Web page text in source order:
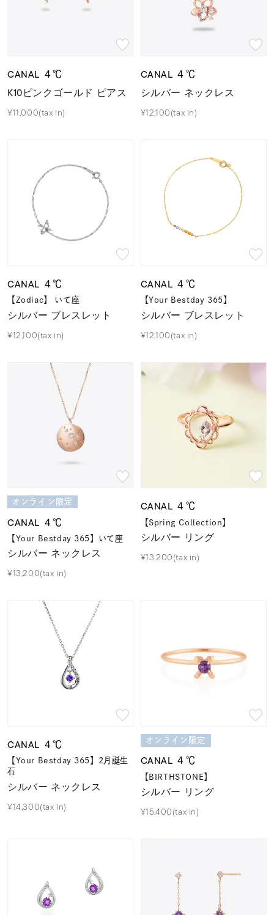
CANAL ４℃
K10ピンクゴールド ピアス
¥11,000(tax in)
CANAL ４℃
シルバー ネックレス
¥12,100(tax in)
CANAL ４℃
【Zodiac】 いて座
シルバー ブレスレット
¥12,100(tax in)
CANAL ４℃
【Your Bestday 365】
シルバー ブレスレット
¥12,100(tax in)
オンライン限定
CANAL ４℃
【Your Bestday 365】いて座
シルバー ネックレス
¥13,200(tax in)
CANAL ４℃
【Spring Collection】
シルバー リング
¥13,200(tax in)
CANAL ４℃
【Your Bestday 365】2月誕生
石
シルバー ネックレス
¥14,300(tax in)
オンライン限定
CANAL ４℃
【BIRTHSTONE】
シルバー リング
¥15,400(tax in)